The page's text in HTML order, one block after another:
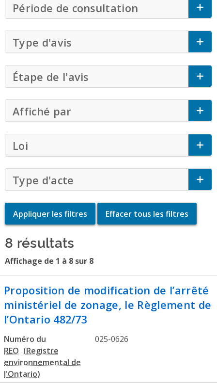
Période de consultation Click to
Type d'avis Click to Expand Accordion
Étape de l'avis Click to Expand
Affiché par Click to Expand Accordion
Loi
Type d'acte Click to Expand Accordion
8 résultats
Affichage de 1 à 8 sur 8
Proposition de modification de l’arrêté
ministériel de zonage, le Règlement de
l’Ontario 482/73
Numéro du
REO
025-0626